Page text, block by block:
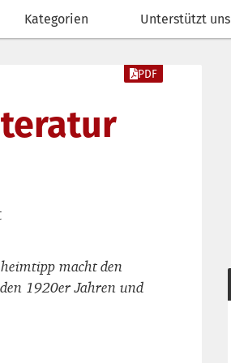
Kategorien Unterstützt uns
PDF
macht den
1920er Jahren und